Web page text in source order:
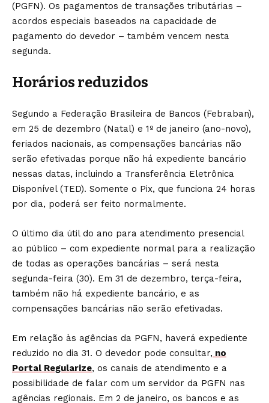
(PGFN). Os pagamentos de transações tributárias –
acordos especiais baseados na capacidade de
pagamento do devedor – também vencem nesta
segunda.
Horários reduzidos
Segundo a Federação Brasileira de Bancos (Febraban),
em 25 de dezembro (Natal) e 1º de janeiro (ano-novo),
feriados nacionais, as compensações bancárias não
serão efetivadas porque não há expediente bancário
nessas datas, incluindo a Transferência Eletrônica
Disponível (TED). Somente o Pix, que funciona 24 horas
por dia, poderá ser feito normalmente.
O último dia útil do ano para atendimento presencial
ao público – com expediente normal para a realização
de todas as operações bancárias – será nesta
segunda-feira (30). Em 31 de dezembro, terça-feira,
também não há expediente bancário, e as
compensações bancárias não serão efetivadas.
Em relação às agências da PGFN, haverá expediente
reduzido no dia 31. O devedor pode consultar, no
Portal Regularize, os canais de atendimento e a
possibilidade de falar com um servidor da PGFN nas
agências regionais. Em 2 de janeiro, os bancos e as